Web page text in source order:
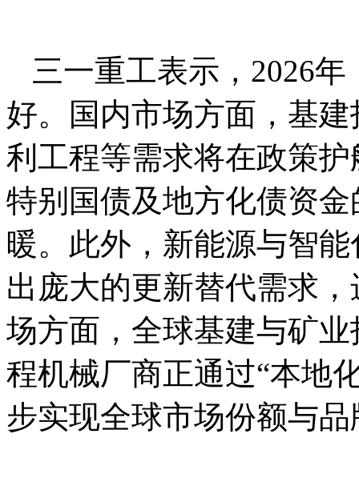
三一重工表示，2026
好。国内市场方面，基
利工程等需求将在政策
特别国债及地方化债资
暖。此外，新能源与智
出庞大的更新替代需求
场方面，全球基建与矿
程机械厂商正通过“本地
步实现全球市场份额与